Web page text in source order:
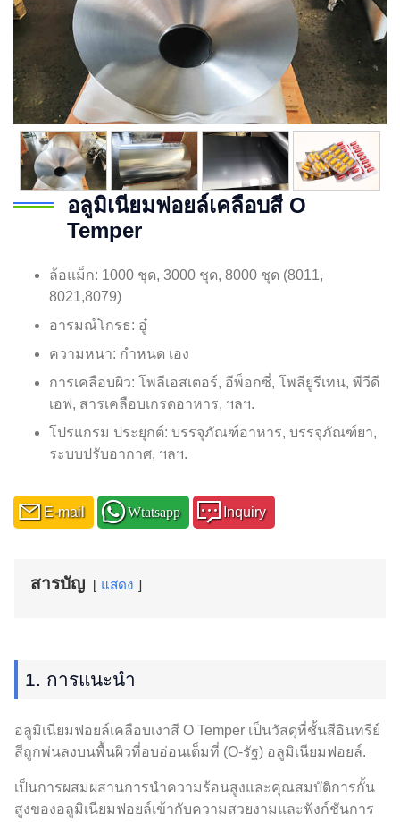
อลูมิเนียมฟอยล์เคลือบสี O
Temper
ล้อแม็ก: 1000 ชุด, 3000 ชุด, 8000 ชุด (8011,
8021,8079)
อารมณ์โกรธ: อู๋
ความหนา: กำหนด เอง
การเคลือบผิว: โพลีเอสเตอร์, อีพ็อกซี่, โพลียูรีเทน, พีวีดี
เอฟ, สารเคลือบเกรดอาหาร, ฯลฯ.
โปรแกรม ประยุกต์: บรรจุภัณฑ์อาหาร, บรรจุภัณฑ์ยา,
ระบบปรับอากาศ, ฯลฯ.
E-mail Wtatsapp Inquiry
สารบัญ แสดง
1. การแนะนำ
อลูมิเนียมฟอยล์เคลือบเงาสี O Temper เป็นวัสดุที่ชั้นสีอินทรีย์
สีถูกพ่นลงบนพื้นผิวที่อบอ่อนเต็มที่ (O-รัฐ) อลูมิเนียมฟอยล์.
เป็นการผสมผสานการนำความร้อนสูงและคุณสมบัติการกั้น
สูงของอลูมิเนียมฟอยล์เข้ากับความสวยงามและฟังก์ชันการ